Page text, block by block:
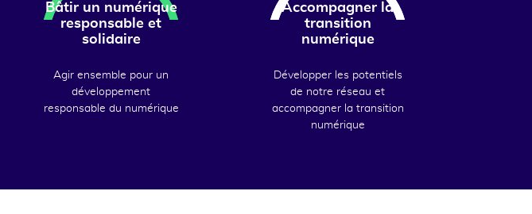
Bâtir un numérique
responsable et
solidaire
Agir ensemble pour un
développement
responsable du numérique
Accompagner la
transition
numérique
Développer les potentiels
de notre réseau et
accompagner la transition
numérique